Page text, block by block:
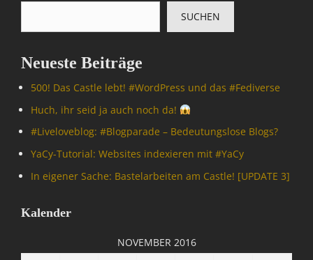
SUCHEN
Neueste Beiträge
500! Das Castle lebt! #WordPress und das #Fediverse
Huch, ihr seid ja auch noch da!
#Livelove­blog: #Blogparade – Bedeutungslose Blogs?
YaCy-Tutorial: Websites indexieren mit #YaCy
In eigener Sache: Bastelarbeiten am Castle! [UPDATE 3]
Kalender
NOVEMBER 2016